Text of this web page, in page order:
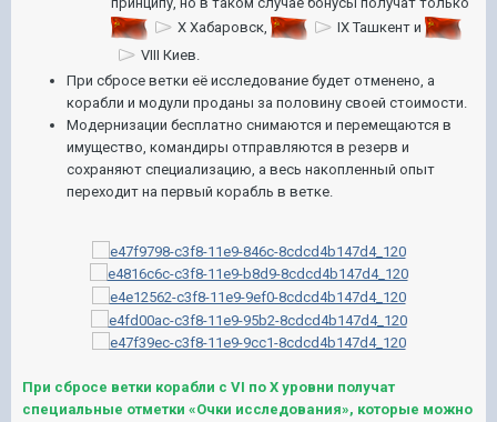
X Хабаровск, IX Ташкент и
VIII Киев.
При сбросе ветки её исследование будет отменено, а
корабли и модули проданы за половину своей стоимости.
Модернизации бесплатно снимаются и перемещаются в
имущество, командиры отправляются в резерв и
сохраняют специализацию, а весь накопленный опыт
переходит на первый корабль в ветке.
При сбросе ветки корабли с VI по X уровни получат
специальные отметки «Очки исследования», которые можно